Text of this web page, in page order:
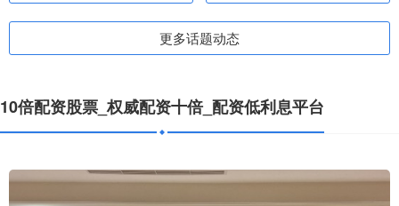
更多话题动态
10倍配资股票_权威配资十倍_配资低利息平台